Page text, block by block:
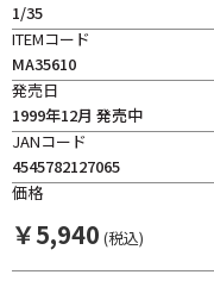
1/35
ITEMコード
MA35610
発売日
1999年12月 発売中
JANコード
4545782127065
価格
￥5,940 (税込)